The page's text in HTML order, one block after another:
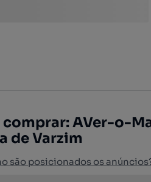
AVer-o-
de Varzim
são posicionados os